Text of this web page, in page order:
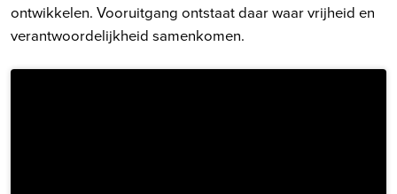
ontwikkelen. Vooruitgang ontstaat daar waar vrijheid en
verantwoordelijkheid samenkomen.